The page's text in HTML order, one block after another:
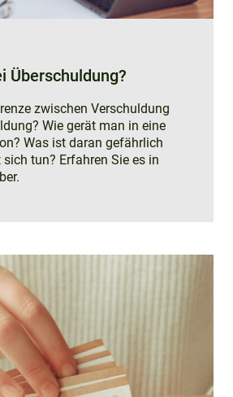
Überschuldung?
zwischen Verschuldung
Wie gerät man in eine
Was ist daran gefährlich
tun? Erfahren Sie es in